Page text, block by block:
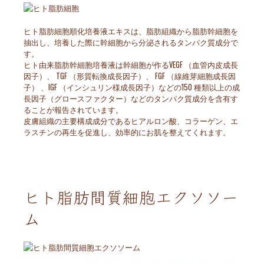
ヒト脂肪細胞順化培養液エキスは、脂肪組織から脂肪幹細胞を
抽出し、培養した際に幹細胞から分泌されるタンパク質成分で
す。
ヒト由来脂肪幹細胞培養液は幹細胞が作るVEGF （血管内皮成長
因子）、 TGF （形質転換成長因子）、 FGF （線維芽細胞成長因
子） 、IGF （インシュリン様成長因子）などの150 種類以上の成
長因子（グロースファクター）などのタンパク質成分を含有す
ることが報告されています。
皮膚組織の主要構成成分であるヒアルロン酸、コラーゲン、エ
ラスチンの再生を促進し、効率的にお肌を整えてくれます。
ヒト脂肪間質細胞エクソソー
ム